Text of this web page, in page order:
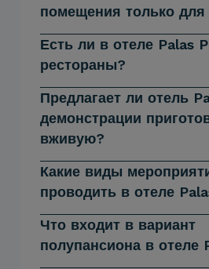
помещения только
Есть ли в отеле Palas
рестораны?
Предлагает ли отель
демонстрации
вживую?
Какие виды
проводить в отеле
Что входит в вариант
полупансиона в отеле